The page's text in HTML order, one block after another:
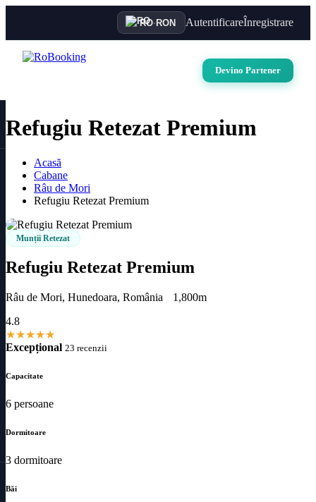
RO·RON AutentificareÎnregistrare
Devino Partener
Refugiu Retezat Premium
Acasă
Cabane
Râu de Mori
Refugiu Retezat Premium
Munții Retezat
Refugiu Retezat Premium
Râu de Mori, Hunedoara, România
1,800m
4.8
★★★★★
Excepțional 23 recenzii
Capacitate
6 persoane
Dormitoare
3 dormitoare
Băi